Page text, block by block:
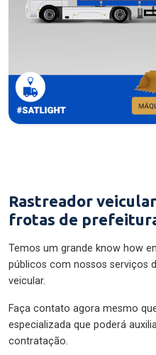
Rastreador
frotas de
Temos um grande know how
públicos com nossos serviços
veicular.
Faça contato agora mesmo
especializada que poderá
contratação.